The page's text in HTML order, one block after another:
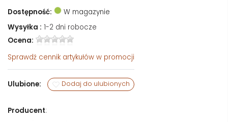
Dostępność:
W magazynie
Wysyłka : 1-2 dni robocze
Ocena:
Sprawdź cennik artykułów w promocji
Ulubione: Dodaj do ulubionych
Producent: